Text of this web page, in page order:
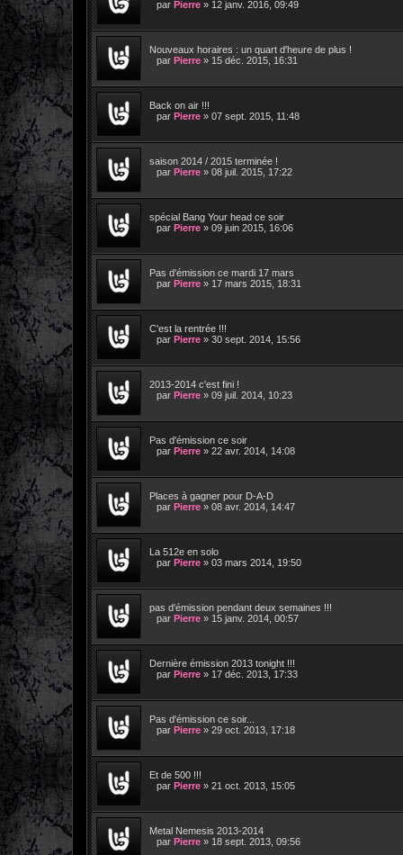
par Pierre » 12 janv. 2016, 09:49
Nouveaux horaires : un quart d'heure de plus !
par Pierre » 15 déc. 2015, 16:31
Back on air !!!
par Pierre » 07 sept. 2015, 11:48
saison 2014 / 2015 terminée !
par Pierre » 08 juil. 2015, 17:22
spécial Bang Your head ce soir
par Pierre » 09 juin 2015, 16:06
Pas d'émission ce mardi 17 mars
par Pierre » 17 mars 2015, 18:31
C'est la rentrée !!!
par Pierre » 30 sept. 2014, 15:56
2013-2014 c'est fini !
par Pierre » 09 juil. 2014, 10:23
Pas d'émission ce soir
par Pierre » 22 avr. 2014, 14:08
Places à gagner pour D-A-D
par Pierre » 08 avr. 2014, 14:47
La 512e en solo
par Pierre » 03 mars 2014, 19:50
pas d'émission pendant deux semaines !!!
par Pierre » 15 janv. 2014, 00:57
Dernière émission 2013 tonight !!!
par Pierre » 17 déc. 2013, 17:33
Pas d'émission ce soir...
par Pierre » 29 oct. 2013, 17:18
Et de 500 !!!
par Pierre » 21 oct. 2013, 15:05
Metal Nemesis 2013-2014
par Pierre » 18 sept. 2013, 09:56